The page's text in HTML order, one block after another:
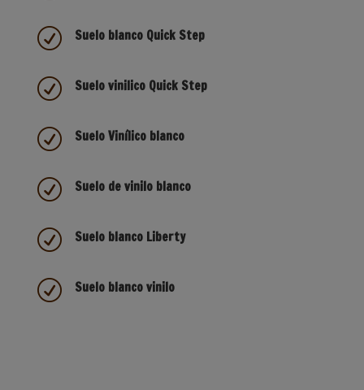
R Suelo blanco Quick Step
R Suelo vinilico Quick Step
R Suelo Vinílico blanco
R Suelo de vinilo blanco
R Suelo blanco Liberty
R Suelo blanco vinilo